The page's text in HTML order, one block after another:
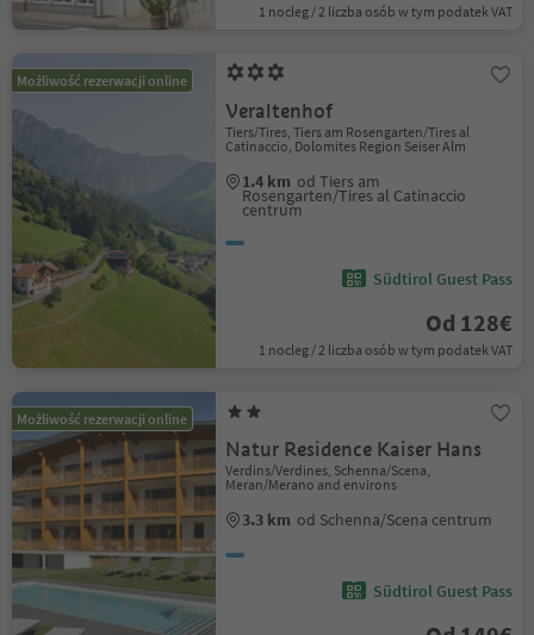
1 nocleg / 2 liczba osób w tym podatek VAT
Możliwość rezerwacji online
Veraltenhof
Tiers/Tires, Tiers am Rosengarten/Tires al
Catinaccio, Dolomites Region Seiser Alm
1.4 km od Tiers am
Rosengarten/Tires al Catinaccio
centrum
Südtirol Guest Pass
Od 128€
1 nocleg / 2 liczba osób w tym podatek VAT
Możliwość rezerwacji online
Natur Residence Kaiser Hans
Verdins/Verdines, Schenna/Scena,
Meran/Merano and environs
3.3 km od Schenna/Scena centrum
Südtirol Guest Pass